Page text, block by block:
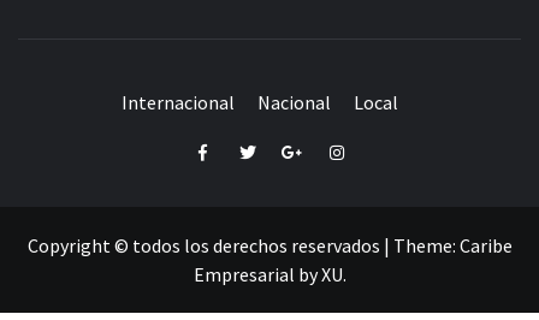
Internacional Nacional Local
FacebookTwitterGoogle+Instagram
Copyright © todos los derechos reservados | Theme: Caribe
Empresarial byXU.